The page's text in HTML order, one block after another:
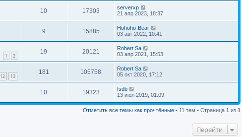
10 17303
serverxp
21 апр 2023, 18:37
9 15885
Hohoho-Bear
03 авг 2022, 10:41
1 2
19 20121
Robert Sa
03 апр 2021, 15:53
12 13
181 105758
Robert Sa
05 окт 2020, 17:12
10 19323
fsdb
13 июл 2019, 01:09
Отметить все темы как прочтённые • 11 тем • Страница 1 из 1
Перейти